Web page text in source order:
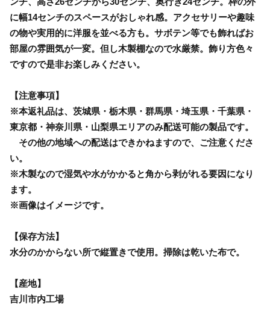
に幅14センチのスペースがおしゃれ感。アクセサリーや趣味
の物や実用的に洋服を並べる方も。サボテン等でも飾ればお
部屋の雰囲気が一変。但し木製棚なので水厳禁。飾り方色々
ですので是非お楽しみください。
【注意事項】
※本返礼品は、茨城県・栃木県・群馬県・埼玉県・千葉県・
東京都・神奈川県・山梨県エリアのみ配送可能の製品です。
その他の地域への配送はできかねますので、ご注意くださ
い。
※木製なので湿気や水がかかると角から剥がれる要因になり
ます。
※画像はイメージです。
【保存方法】
水分のかからない所で縦置きで使用。掃除は乾いた布で。
【産地】
吉川市内工場